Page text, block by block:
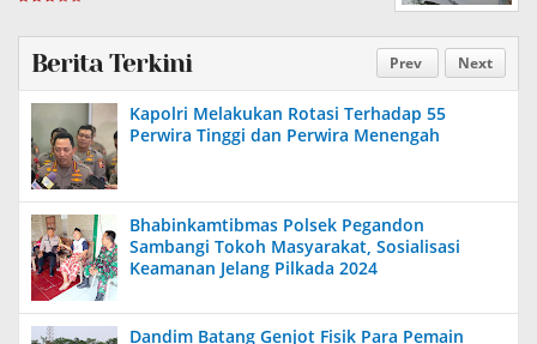
Prev Next
Berita Terkini
Kapolri Melakukan Rotasi Terhadap 55
Perwira Tinggi dan Perwira Menengah
Bhabinkamtibmas Polsek Pegandon
Sambangi Tokoh Masyarakat, Sosialisasi
Keamanan Jelang Pilkada 2024
Dandim Batang Genjot Fisik Para Pemain